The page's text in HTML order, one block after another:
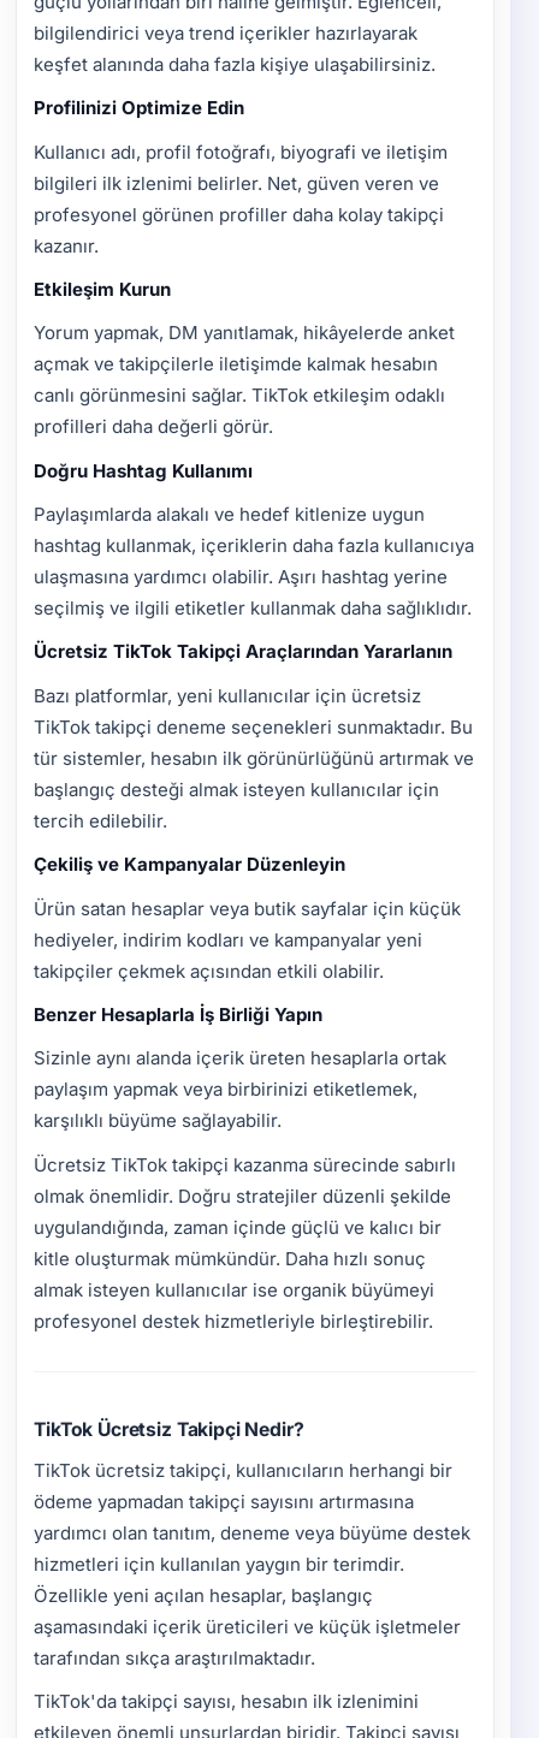
bilgilendirici veya trend içerikler hazırlayarak
keşfet alanında daha fazla kişiye ulaşabilirsiniz.
Profilinizi Optimize Edin
Kullanıcı adı, profil fotoğrafı, biyografi ve iletişim
bilgileri ilk izlenimi belirler. Net, güven veren ve
profesyonel görünen profiller daha kolay takipçi
kazanır.
Etkileşim Kurun
Yorum yapmak, DM yanıtlamak, hikâyelerde anket
açmak ve takipçilerle iletişimde kalmak hesabın
canlı görünmesini sağlar. TikTok etkileşim odaklı
profilleri daha değerli görür.
Doğru Hashtag Kullanımı
Paylaşımlarda alakalı ve hedef kitlenize uygun
hashtag kullanmak, içeriklerin daha fazla kullanıcıya
ulaşmasına yardımcı olabilir. Aşırı hashtag yerine
seçilmiş ve ilgili etiketler kullanmak daha sağlıklıdır.
Ücretsiz TikTok Takipçi Araçlarından Yararlanın
Bazı platformlar, yeni kullanıcılar için ücretsiz
TikTok takipçi deneme seçenekleri sunmaktadır. Bu
tür sistemler, hesabın ilk görünürlüğünü artırmak ve
başlangıç desteği almak isteyen kullanıcılar için
tercih edilebilir.
Çekiliş ve Kampanyalar Düzenleyin
Ürün satan hesaplar veya butik sayfalar için küçük
hediyeler, indirim kodları ve kampanyalar yeni
takipçiler çekmek açısından etkili olabilir.
Benzer Hesaplarla İş Birliği Yapın
Sizinle aynı alanda içerik üreten hesaplarla ortak
paylaşım yapmak veya birbirinizi etiketlemek,
karşılıklı büyüme sağlayabilir.
Ücretsiz TikTok takipçi kazanma sürecinde sabırlı
olmak önemlidir. Doğru stratejiler düzenli şekilde
uygulandığında, zaman içinde güçlü ve kalıcı bir
kitle oluşturmak mümkündür. Daha hızlı sonuç
almak isteyen kullanıcılar ise organik büyümeyi
profesyonel destek hizmetleriyle birleştirebilir.
TikTok Ücretsiz Takipçi Nedir?
TikTok ücretsiz takipçi, kullanıcıların herhangi bir
ödeme yapmadan takipçi sayısını artırmasına
yardımcı olan tanıtım, deneme veya büyüme destek
hizmetleri için kullanılan yaygın bir terimdir.
Özellikle yeni açılan hesaplar, başlangıç
aşamasındaki içerik üreticileri ve küçük işletmeler
tarafından sıkça araştırılmaktadır.
TikTok'da takipçi sayısı, hesabın ilk izlenimini
etkileyen önemli unsurlardan biridir. Takipçi sayısı